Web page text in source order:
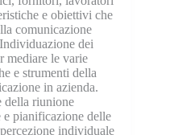
e obiettivi che
comunicazione
dei
mediare le varie
e strumenti della
in azienda.
della riunione
pianificazione delle
individuale